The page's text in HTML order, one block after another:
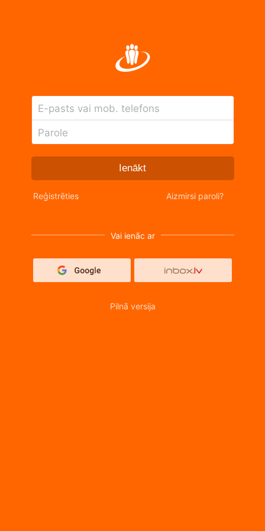
E-pasts vai mob. telefons
Parole
Ienākt
Reģistrēties Aizmirsi paroli?
Vai ienāc ar
Pilnā versija